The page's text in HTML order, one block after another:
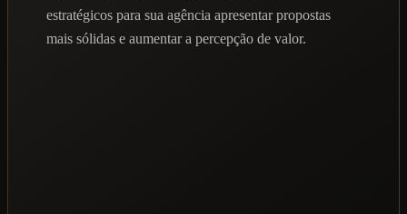
estratégicos para sua agência apresentar propostas
mais sólidas e aumentar a percepção de valor.